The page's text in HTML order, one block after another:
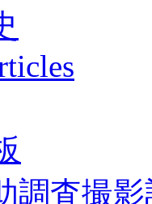
調査撮